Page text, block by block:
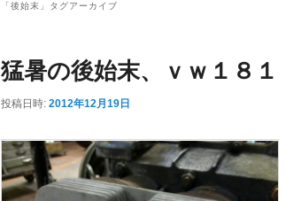
コ
テ
ン
ン
「 後始末 」タグアーカイブ
猛暑の後始末、ｖｗ１８１
投稿日時: 2012年12月19日